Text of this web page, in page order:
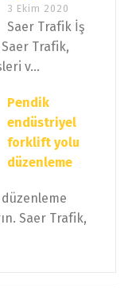
3 Ekim 2020
Saer Trafik İş
Trafik,
v...
Pendik
endüstriyel
forklift yolu
düzenleme
Saer Trafik,